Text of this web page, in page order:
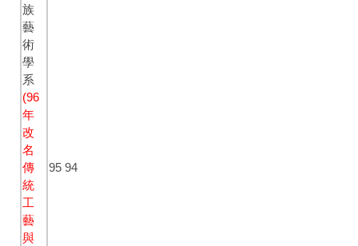
族
藝
術
學
系
(96
年
改
名
傳
統
工
藝
與
95 94